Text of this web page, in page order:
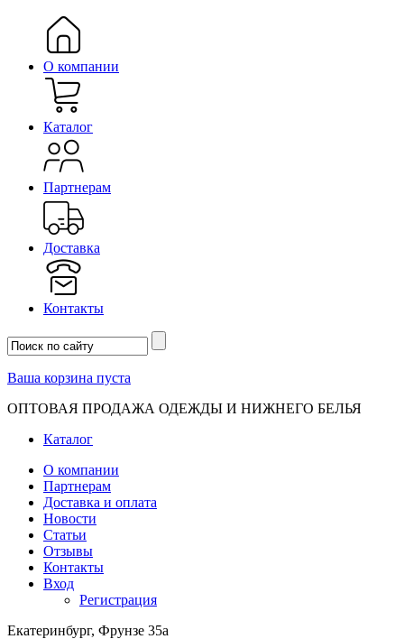
О компании
Каталог
Партнерам
Доставка
Контакты
Ваша корзина пуста
ОПТОВАЯ ПРОДАЖА ОДЕЖДЫ И НИЖНЕГО БЕЛЬЯ
Каталог
О компании
Партнерам
Доставка и оплата
Новости
Статьи
Отзывы
Контакты
Вход
Регистрация
Екатеринбург, Фрунзе 35а